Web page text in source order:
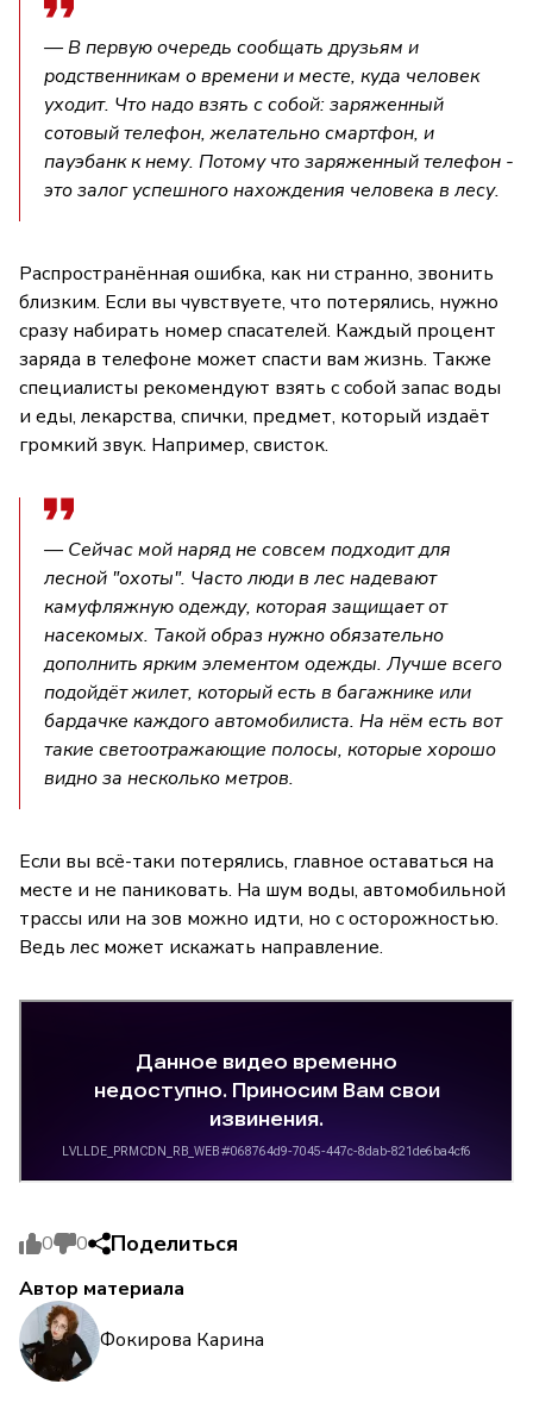
— В первую очередь сообщать друзьям и
родственникам о времени и месте, куда человек
уходит. Что надо взять с собой: заряженный
сотовый телефон, желательно смартфон, и
пауэбанк к нему. Потому что заряженный телефон -
это залог успешного нахождения человека в лесу.
Распространённая ошибка, как ни странно, звонить
близким. Если вы чувствуете, что потерялись, нужно
сразу набирать номер спасателей. Каждый процент
заряда в телефоне может спасти вам жизнь. Также
специалисты рекомендуют взять с собой запас воды
и еды, лекарства, спички, предмет, который издаёт
громкий звук. Например, свисток.
— Сейчас мой наряд не совсем подходит для
лесной "охоты". Часто люди в лес надевают
камуфляжную одежду, которая защищает от
насекомых. Такой образ нужно обязательно
дополнить ярким элементом одежды. Лучше всего
подойдёт жилет, который есть в багажнике или
бардачке каждого автомобилиста. На нём есть вот
такие светоотражающие полосы, которые хорошо
видно за несколько метров.
Если вы всё-таки потерялись, главное оставаться на
месте и не паниковать. На шум воды, автомобильной
трассы или на зов можно идти, но с осторожностью.
Ведь лес может искажать направление.
0 0 Поделиться
Автор материала
Фокирова Карина